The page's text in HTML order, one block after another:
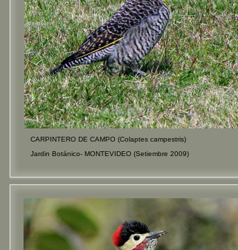
CARPINTERO DE CAMPO (Colaptes campestris)
Jardin Botánico- MONTEVIDEO (Setiembre 2009)